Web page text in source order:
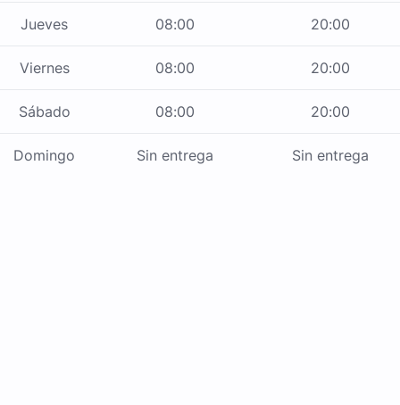
Jueves 08:00 20:00
Viernes 08:00 20:00
Sábado 08:00 20:00
Domingo Sin entrega Sin entrega